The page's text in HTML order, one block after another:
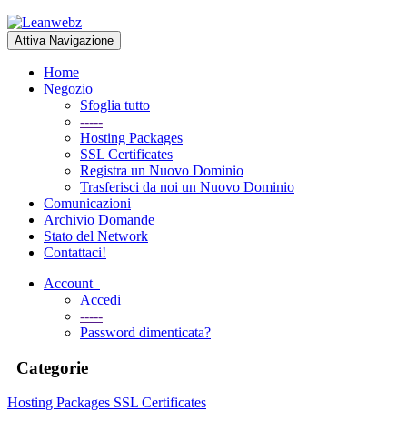
Attiva Navigazione
Home
Negozio
Sfoglia tutto
-----
Hosting Packages
SSL Certificates
Registra un Nuovo Dominio
Trasferisci da noi un Nuovo Dominio
Comunicazioni
Archivio Domande
Stato del Network
Contattaci!
Account
Accedi
-----
Password dimenticata?
Categorie
Hosting Packages SSL Certificates